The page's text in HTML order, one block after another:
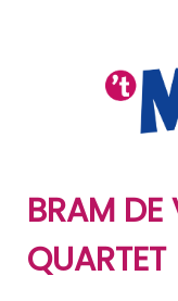
BRAM DE
QUARTET